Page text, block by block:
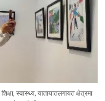
स्वास्थ्य, यातायातलगायत क्षेत्रमा